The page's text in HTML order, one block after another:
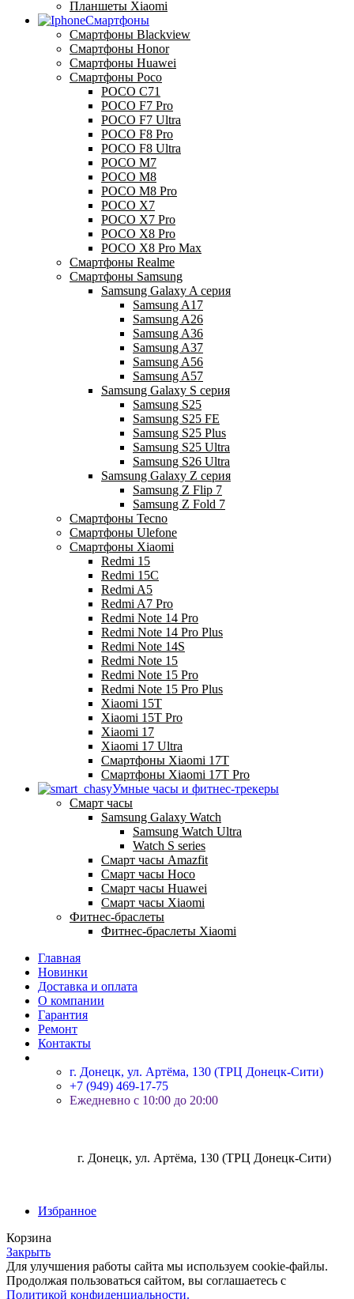
Планшеты Xiaomi
Смартфоны
Смартфоны Blackview
Смартфоны Honor
Смартфоны Huawei
Смартфоны Poco
POCO C71
POCO F7 Pro
POCO F7 Ultra
POCO F8 Pro
POCO F8 Ultra
POCO M7
POCO M8
POCO M8 Pro
POCO X7
POCO X7 Pro
POCO X8 Pro
POCO X8 Pro Max
Смартфоны Realme
Смартфоны Samsung
Samsung Galaxy A серия
Samsung A17
Samsung A26
Samsung A36
Samsung A37
Samsung A56
Samsung A57
Samsung Galaxy S серия
Samsung S25
Samsung S25 FE
Samsung S25 Plus
Samsung S25 Ultra
Samsung S26 Ultra
Samsung Galaxy Z серия
Samsung Z Flip 7
Samsung Z Fold 7
Смартфоны Tecno
Смартфоны Ulefone
Смартфоны Xiaomi
Redmi 15
Redmi 15C
Redmi A5
Redmi A7 Pro
Redmi Note 14 Pro
Redmi Note 14 Pro Plus
Redmi Note 14S
Redmi Note 15
Redmi Note 15 Pro
Redmi Note 15 Pro Plus
Xiaomi 15T
Xiaomi 15T Pro
Xiaomi 17
Xiaomi 17 Ultra
Смартфоны Xiaomi 17Т
Смартфоны Xiaomi 17Т Pro
Умные часы и фитнес-трекеры
Смарт часы
Samsung Galaxy Watch
Samsung Watch Ultra
Watch S series
Смарт часы Amazfit
Смарт часы Hoco
Смарт часы Huawei
Смарт часы Xiaomi
Фитнес-браслеты
Фитнес-браслеты Xiaomi
Главная
Новинки
Доставка и оплата
О компании
Гарантия
Ремонт
Контакты
г. Донецк, ул. Артёма, 130 (ТРЦ Донецк-Сити)
+7 (949) 469-17-75
Ежедневно с 10:00 до 20:00
г. Донецк, ул. Артёма, 130 (ТРЦ Донецк-Сити)
Избранное
Корзина
Закрыть
Для улучшения работы сайта мы используем cookie-файлы.
Продолжая пользоваться сайтом, вы соглашаетесь с
Политикой конфиденциальности.